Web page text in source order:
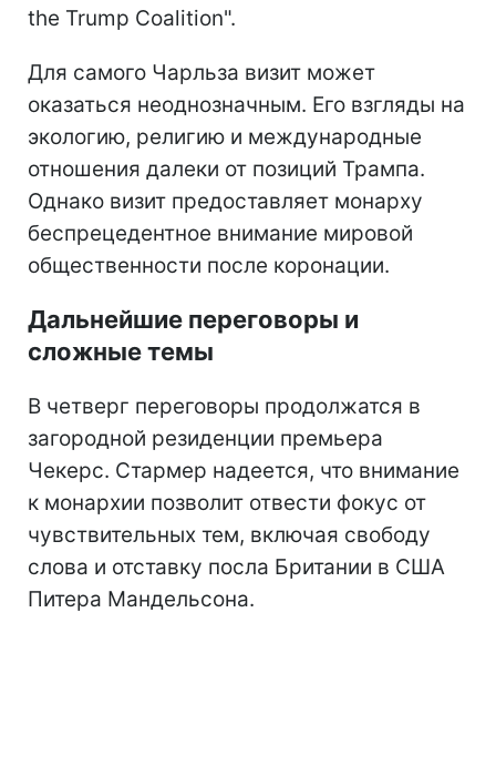
the Trump Coalition".
Для самого Чарльза визит может
оказаться неоднозначным. Его взгляды на
экологию, религию и международные
отношения далеки от позиций Трампа.
Однако визит предоставляет монарху
беспрецедентное внимание мировой
общественности после коронации.
Дальнейшие переговоры и
сложные темы
В четверг переговоры продолжатся в
загородной резиденции премьера
Чекерс. Стармер надеется, что внимание
к монархии позволит отвести фокус от
чувствительных тем, включая свободу
слова и отставку посла Британии в США
Питера Мандельсона.